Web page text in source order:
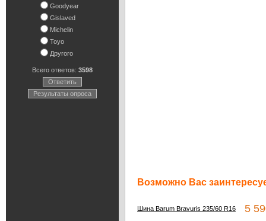
Goodyear
Gislaved
Michelin
Toyo
Другого
Всего ответов: 3598
Ответить
Результаты опроса
Возможно Вас
Шина Barum Bravuris 235/60 R16 5